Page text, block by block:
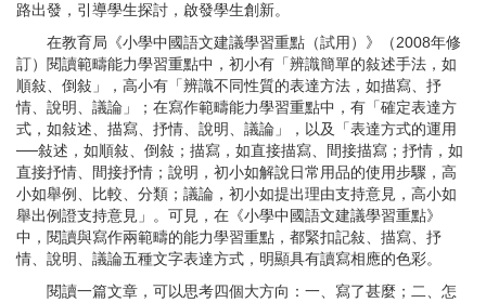
路出發，引導學生探討，啟發學生創新。
在教育局《小學中國語文建議學習重點（試用）》（2008年修
訂）閱讀範疇能力學習重點中，初小有「辨識簡單的敍述手法，如
順敍、倒敍」，高小有「辨識不同性質的表達方法，如描寫、抒
情、說明、議論」；在寫作範疇能力學習重點中，有「確定表達方
式，如敍述、描寫、抒情、說明、議論」，以及「表達方式的運用
──敍述，如順敍、倒敍；描寫，如直接描寫、間接描寫；抒情，如
直接抒情、間接抒情；說明，初小如解說日常用品的使用步驟，高
小如舉例、比較、分類；議論，初小如提出理由支持意見，高小如
舉出例證支持意見」。可見，在《小學中國語文建議學習重點》
中，閱讀與寫作兩範疇的能力學習重點，都緊扣記敍、描寫、抒
情、說明、議論五種文字表達方式，明顯具有讀寫相應的色彩。
閱讀一篇文章，可以思考四個大方向：一、寫了甚麼；二、怎